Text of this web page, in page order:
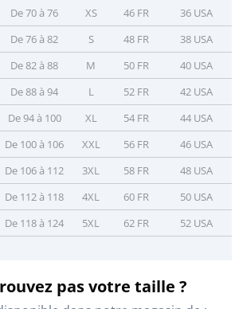
De 70 à 76 XS
46 FR 36 USA
De 76 à 82 S
48 FR 38 USA
De 82 à 88 M
50 FR 40 USA
De 88 à 94 L
52 FR 42 USA
De 94 à 100 XL
54 FR 44 USA
De 100 à 106 XXL
56 FR 46 USA
De 106 à 112 3XL
58 FR 48 USA
De 112 à 118 4XL
60 FR 50 USA
De 118 à 124 5XL 62 FR 52 USA
pas votre taille ?